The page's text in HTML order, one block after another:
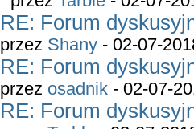
RE: Forum
przez Shany - 02-07-
RE: Forum
przez osadnik - 02-07-
RE: Forum